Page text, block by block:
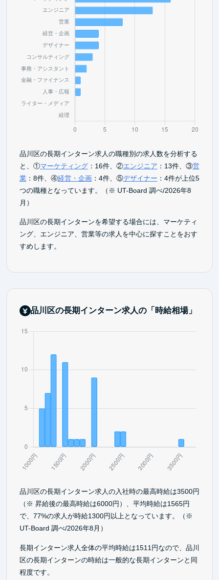
品川区の長期インターン求人の職種別の求人数を分析する
と、①マーケティング：16件、②エンジニア ：13件、③営
業：8件、④経営・企画：4件、⑤デザイナー ：4件が上位5
つの職種となっています。（※ UT-Board 調べ/2026年8
月）
品川区の長期インターンを希望する場合には、マーケティ
ング、エンジニア、営業等の求人を中心に探すことをおす
すめします。
品川区の長期インターン求人の「時給相場」
品川区の長期インターン求人の入社時の最高時給は3500円
（※ 昇給後の最高時給は6000円）、平均時給は1565円
で、77%の求人が時給1300円以上となっています。（※
UT-Board 調べ/2026年8月）
長期インターン求人全体の平均時給は1511円なので、品川
区の長期インターンの時給は一般的な長期インターンと同
程度です。